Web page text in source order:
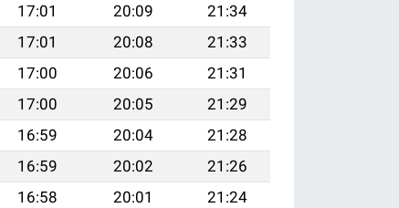
17:01 20:09
21:34
17:01 20:08
21:33
17:00 20:06
21:31
17:00 20:05
21:29
16:59 20:04
21:28
16:59 20:02
21:26
16:58 20:01
21:24